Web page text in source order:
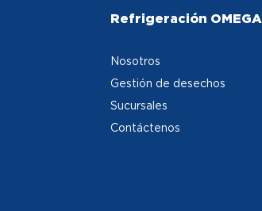
Refrigeración OMEGA
Nosotros
Gestión de desechos
Sucursales
Contáctenos